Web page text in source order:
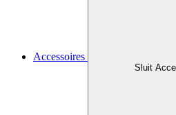
Accessoires
Sluit